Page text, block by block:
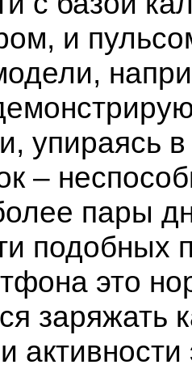
и
упираясь
–
пары
подобных
это
заряжать